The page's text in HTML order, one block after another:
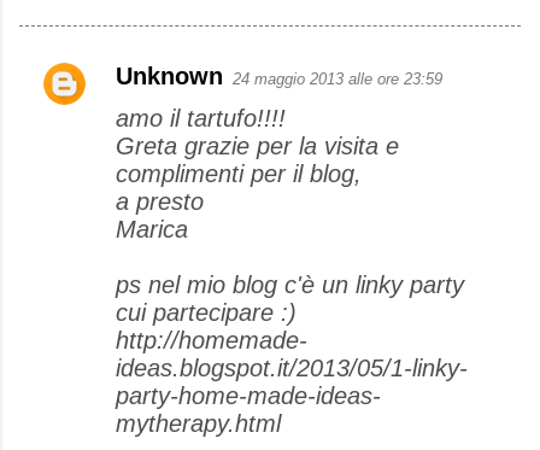
C
Unknown 24 maggio 2013 alle ore 23:59
amo il tartufo!!!!
Greta grazie per la visita e
complimenti per il blog,
a presto
Marica
ps nel mio blog c'è un linky party
cui partecipare :)
http://homemade-
ideas.blogspot.it/2013/05/1-linky-
party-home-made-ideas-
mytherapy.html